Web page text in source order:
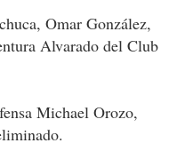
Omar González,
Alvarado del Club
Michael Orozo,